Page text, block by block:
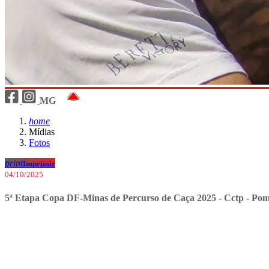
MG
home
Mídias
Fotos
printImprimir
04/10/2025
5ª Etapa Copa DF-Minas de Percurso de Caça 2025 - Cctp -